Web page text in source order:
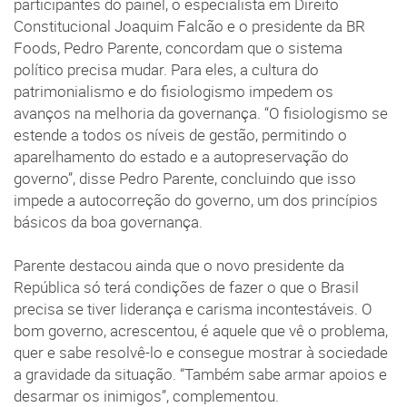
participantes do painel, o especialista em Direito
Constitucional Joaquim Falcão e o presidente da BR
Foods, Pedro Parente, concordam que o sistema
político precisa mudar. Para eles, a cultura do
patrimonialismo e do fisiologismo impedem os
avanços na melhoria da governança. “O fisiologismo se
estende a todos os níveis de gestão, permitindo o
aparelhamento do estado e a autopreservação do
governo”, disse Pedro Parente, concluindo que isso
impede a autocorreção do governo, um dos princípios
básicos da boa governança.
Parente destacou ainda que o novo presidente da
República só terá condições de fazer o que o Brasil
precisa se tiver liderança e carisma incontestáveis. O
bom governo, acrescentou, é aquele que vê o problema,
quer e sabe resolvê-lo e consegue mostrar à sociedade
a gravidade da situação. “Também sabe armar apoios e
desarmar os inimigos”, complementou.